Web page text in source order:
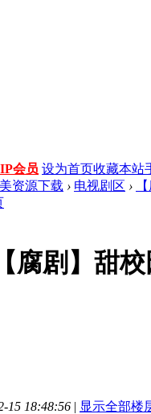
会员 设为首页收藏本站
资源下载 › 电视剧区 ›
【腐剧】甜
15 18:48:56 | 显示全部楼